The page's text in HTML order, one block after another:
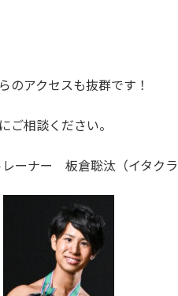
のアクセスも抜群です！
ご相談ください。
ーナー 板倉聡汰（イタクラ